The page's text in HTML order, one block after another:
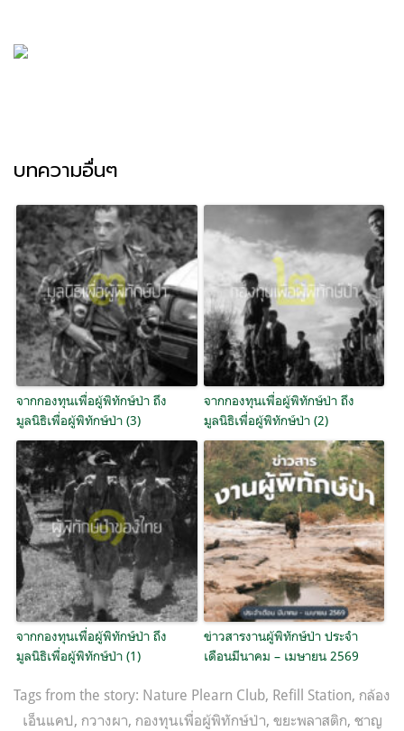
บทความอื่นๆ
จากกองทุนเพื่อผู้พิทักษ์ป่า ถึง
มูลนิธิเพื่อผู้พิทักษ์ป่า (3)
จากกองทุนเพื่อผู้พิทักษ์ป่า ถึง
มูลนิธิเพื่อผู้พิทักษ์ป่า (2)
จากกองทุนเพื่อผู้พิทักษ์ป่า ถึง
มูลนิธิเพื่อผู้พิทักษ์ป่า (1)
ข่าวสารงานผู้พิทักษ์ป่า ประจำ
เดือนมีนาคม – เมษายน 2569
Tags from the story: Nature Plearn Club, Refill Station, กล้อง
เอ็นแคป, กวางผา, กองทุนเพื่อผู้พิทักษ์ป่า, ขยะพลาสติก, ชาญ